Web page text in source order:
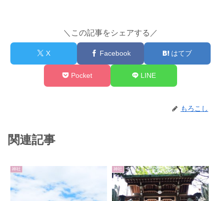
＼この記事をシェアする／
X Facebook はてブ
Pocket LINE
もろこし
関連記事
神社 神社